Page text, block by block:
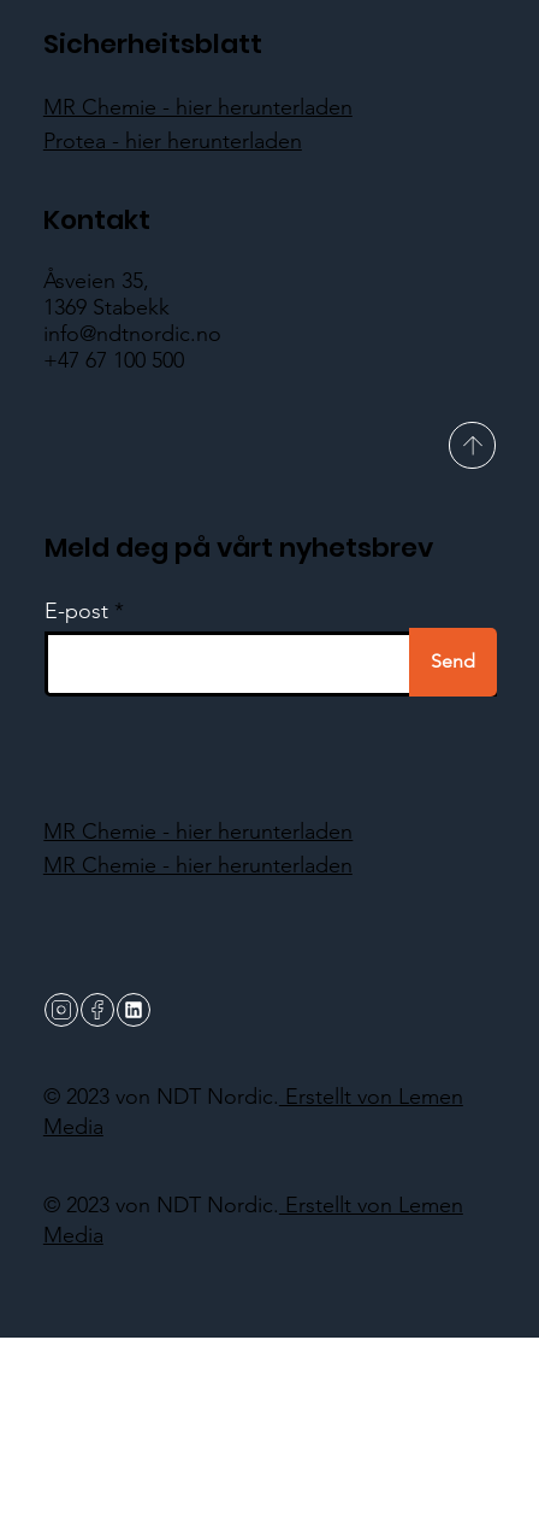
Sicherheitsblatt
MR Chemie - hier herunterladen
Protea - hier herunterladen
Kontakt
Åsveien 35,
1369 Stabekk
info@ndtnordic.no
+47 67 100 500
© 2023 von NDT Nordic. Erstellt von Lemen
Media
Meld deg på vårt nyhetsbrev
E-post
Send
© 2023 von NDT Nordic. Erstellt von Lemen
Media
MR Chemie - hier herunterladen
MR Chemie - hier herunterladen